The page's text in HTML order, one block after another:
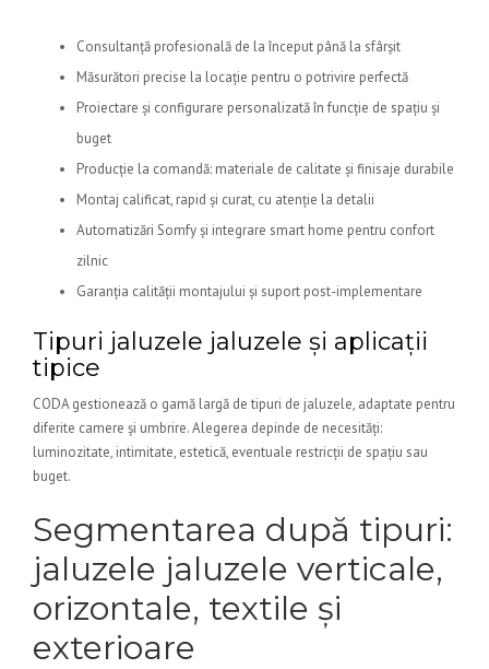
Consultanță profesională de la început până la sfârșit
Măsurători precise la locație pentru o potrivire perfectă
Proiectare și configurare personalizată în funcție de spațiu și
buget
Producție la comandă: materiale de calitate și finisaje durabile
Montaj calificat, rapid și curat, cu atenție la detalii
Automatizări Somfy și integrare smart home pentru confort
zilnic
Garanția calității montajului și suport post-implementare
Tipuri jaluzele jaluzele și aplicații
tipice
CODA gestionează o gamă largă de tipuri de jaluzele, adaptate pentru
diferite camere și umbrire. Alegerea depinde de necesități:
luminozitate, intimitate, estetică, eventuale restricții de spațiu sau
buget.
Segmentarea după tipuri:
jaluzele jaluzele verticale,
orizontale, textile și
exterioare